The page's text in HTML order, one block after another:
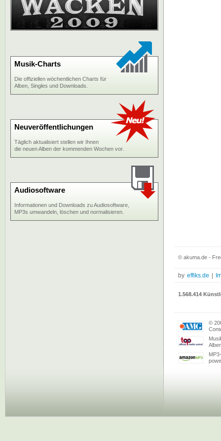
Musik-Charts
Die offiziellen wöchentlichen Charts für
Alben, Singles und Downloads.
Neuveröffentlichungen
Täglich aktualisiert stellen wir Ihnen
die neuen Alben der kommenden Wochen vor.
Audiosoftware
Informationen und Downloads zu Audiosoftware,
MP3s umwandeln, löschen und normalisieren.
© akuma.de -
by effiks.de
1.568.414
©